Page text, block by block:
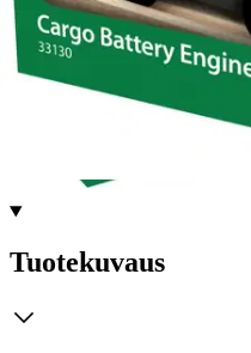
Etu ei koske
Tarkista
Tuotekuvaus